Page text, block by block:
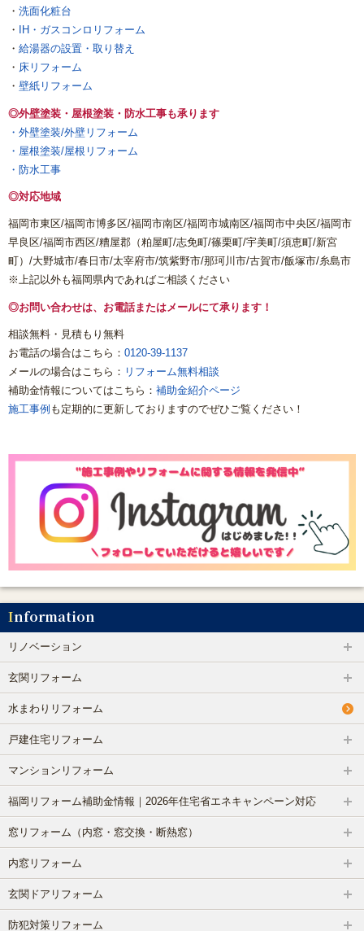
・ 洗面化粧台
・
IH・ガスコンロリフォーム
・ 給湯器の設置・取り替え
・ 床リフォーム
・ 壁紙リフォーム
◎外壁塗装・屋根塗装・防水工事も承ります
・外壁塗装/外壁リフォーム
・屋根塗装/屋根リフォーム
・防水工事
◎対応地域
福岡市東区/福岡市博多区/福岡市南区/福岡市城南区/福岡市中央区/福岡市
早良区/福岡市西区/糟屋郡（粕屋町/志免町/篠栗町/宇美町/須恵町/新宮
町）/大野城市/春日市/太宰府市/筑紫野市/那珂川市/古賀市/飯塚市/糸島市
※上記以外も福岡県内であればご相談ください
◎お問い合わせは、お電話またはメールにて承ります！
相談無料・見積もり無料
お電話の場合はこちら： 0120-39-1137
メールの場合はこちら： リフォーム無料相談
補助金情報についてはこちら： 補助金紹介ページ
施工事例 も定期的に更新しておりますのでぜひご覧ください！
Information
リノベーション
玄関リフォーム
水まわりリフォーム
戸建住宅リフォーム
マンションリフォーム
福岡リフォーム補助金情報｜2026年住宅省エネキャンペーン対応
窓リフォーム（内窓・窓交換・断熱窓）
内窓リフォーム
玄関ドアリフォーム
防犯対策リフォーム